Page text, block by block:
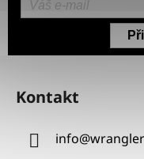
Z
Kontakt
info@